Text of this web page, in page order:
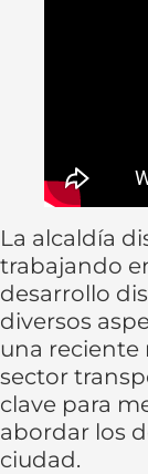
La alcaldía
trabajando
desarrollo
diversos
una reciente
sector
clave para
abordar los
ciudad.